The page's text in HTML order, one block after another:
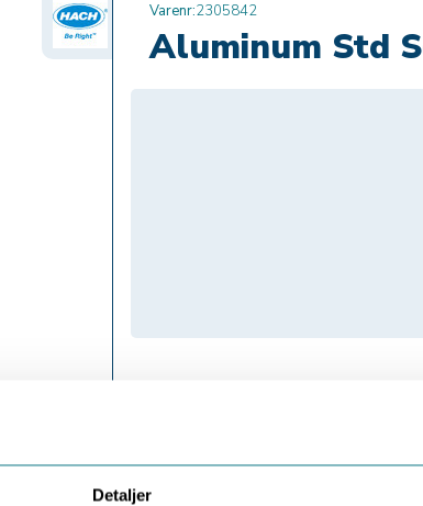
Detaljer
Varenr:2305842
Aluminum Std